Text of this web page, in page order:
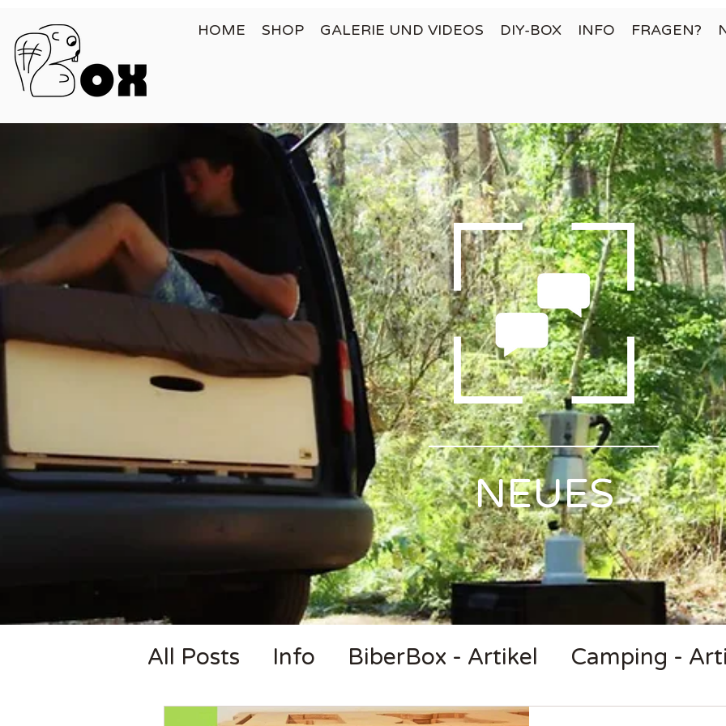
HOME SHOP GALERIE UND VIDEOS DIY-BOX INFO FRAGEN?
NEUES
All Posts Info BiberBox - Artikel Camping -